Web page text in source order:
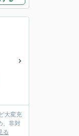
大変充
、非対
る